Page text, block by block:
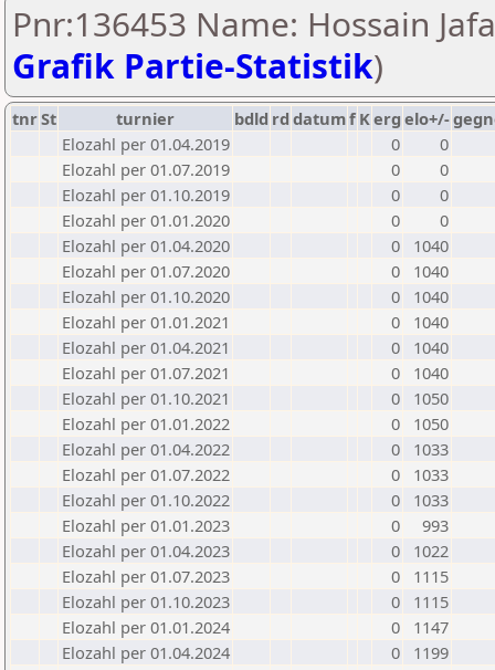
Pnr:136453 Name: Hossain
Grafik Partie-Statistik)
tnrSt turnier bdld rd datumf Kerg elo+/-
Elozahl per 01.04.2019
0
0
Elozahl per 01.07.2019
0
0
Elozahl per 01.10.2019
0
0
Elozahl per 01.01.2020
0
0
Elozahl per 01.04.2020
0
1040
Elozahl per 01.07.2020
0
1040
Elozahl per 01.10.2020
0
1040
Elozahl per 01.01.2021
0
1040
Elozahl per 01.04.2021
0
1040
Elozahl per 01.07.2021
0
1040
Elozahl per 01.10.2021
0
1050
Elozahl per 01.01.2022
0
1050
Elozahl per 01.04.2022
0
1033
Elozahl per 01.07.2022
0
1033
Elozahl per 01.10.2022
0
1033
Elozahl per 01.01.2023
0
993
Elozahl per 01.04.2023
0
1022
Elozahl per 01.07.2023
0
1115
Elozahl per 01.10.2023
0
1115
Elozahl per 01.01.2024
0
1147
Elozahl per 01.04.2024
0
1199